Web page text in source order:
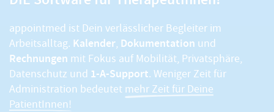
appointmed ist Dein verlässlicher Begleiter im
Arbeitsalltag. Kalender, Dokumentation und
Rechnungen mit Fokus auf Mobilität, Privatsphäre,
Datenschutz und 1-A-Support. Weniger Zeit für
Administration bedeutet mehr Zeit für Deine
PatientInnen!